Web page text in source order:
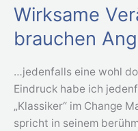
Wirksame
brauchen
…jedenfalls eine wohl
Eindruck habe ich
„Klassiker“ im Change
spricht in seinem
Wirksame
brauchen